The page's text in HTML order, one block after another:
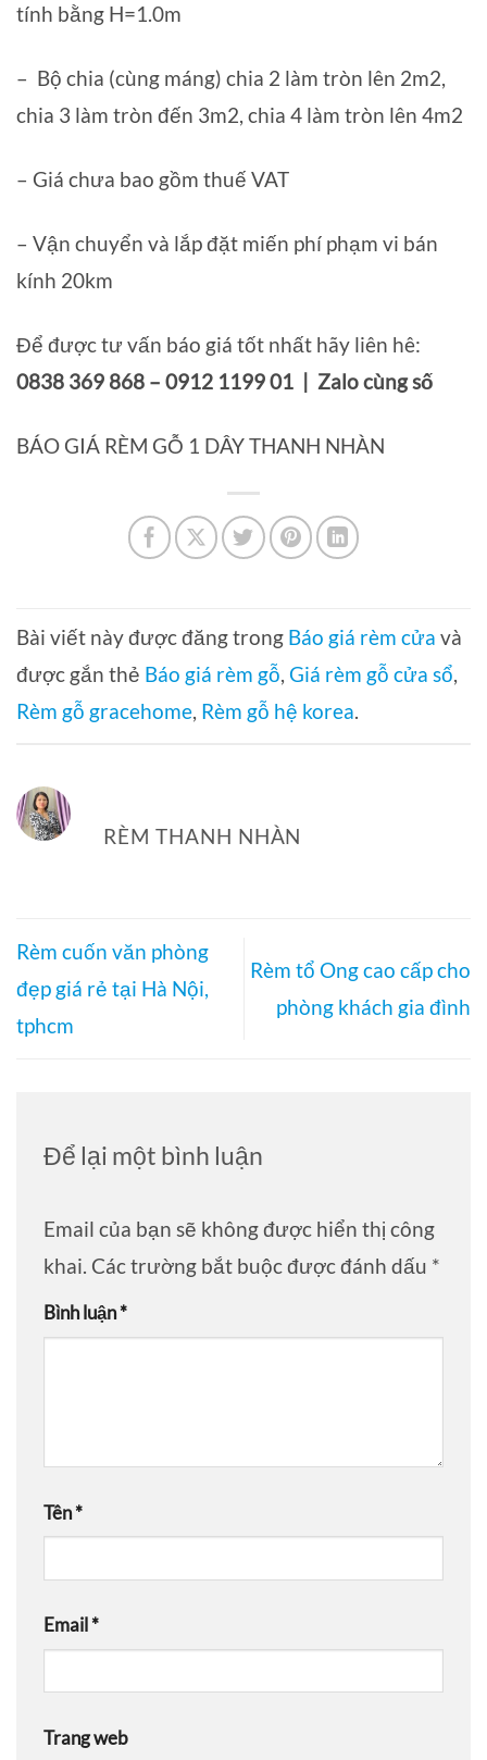
tính bằng H=1.0m
– Bộ chia (cùng máng) chia 2 làm tròn lên 2m2,
chia 3 làm tròn đến 3m2, chia 4 làm tròn lên 4m2
– Giá chưa bao gồm thuế VAT
– Vận chuyển và lắp đặt miến phí phạm vi bán
kính 20km
Để được tư vấn báo giá tốt nhất hãy liên hê:
0838 369 868 – 0912 1199 01 | Zalo cùng số
BÁO GIÁ RÈM GỖ 1 DÂY THANH NHÀN
Bài viết này được đăng trong Báo giá rèm cửa và
được gắn thẻ Báo giá rèm gỗ, Giá rèm gỗ cửa sổ,
Rèm gỗ gracehome, Rèm gỗ hệ korea.
RÈM THANH NHÀN
Rèm cuốn văn phòng
đẹp giá rẻ tại Hà Nội,
tphcm
Rèm tổ Ong cao cấp cho
phòng khách gia đình
Để lại một bình luận
Email của bạn sẽ không được hiển thị công
khai. Các trường bắt buộc được đánh dấu *
Bình luận*
Tên*
Email*
Trang web